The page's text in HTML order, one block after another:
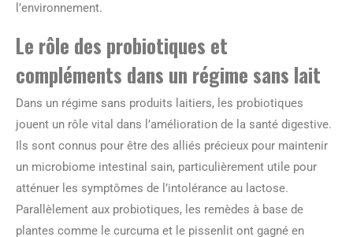
l’environnement.
Le rôle des probiotiques et
compléments dans un régime sans lait
Dans un régime sans produits laitiers, les probiotiques
jouent un rôle vital dans l’amélioration de la santé digestive.
Ils sont connus pour être des alliés précieux pour maintenir
un microbiome intestinal sain, particulièrement utile pour
atténuer les symptômes de l’intolérance au lactose.
Parallèlement aux probiotiques, les remèdes à base de
plantes comme le curcuma et le pissenlit ont gagné en